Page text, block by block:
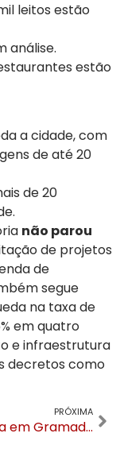
leitos estão
análise.
estão
a cidade, com
de até 20
de 20
não parou
de projetos
de
segue
na taxa de
em quatro
e infraestrutura
decretos como
PRÓXIMA
Tragédia em Gramado: Adolescente morre afogado em açude